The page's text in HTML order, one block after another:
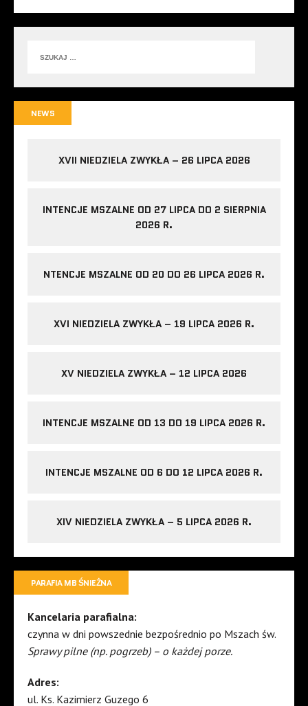
NEWS
XVII NIEDZIELA ZWYKŁA – 26 LIPCA 2026
INTENCJE MSZALNE OD 27 LIPCA DO 2 SIERPNIA
2026 R.
NTENCJE MSZALNE OD 20 DO 26 LIPCA 2026 R.
XVI NIEDZIELA ZWYKŁA – 19 LIPCA 2026 R.
XV NIEDZIELA ZWYKŁA – 12 LIPCA 2026
INTENCJE MSZALNE OD 13 DO 19 LIPCA 2026 R.
INTENCJE MSZALNE OD 6 DO 12 LIPCA 2026 R.
XIV NIEDZIELA ZWYKŁA – 5 LIPCA 2026 R.
PARAFIA MB ŚNIEŻNA
Kancelaria parafialna:
czynna w dni powszednie bezpośrednio po Mszach św.
Sprawy pilne (np. pogrzeb) – o każdej porze.
Adres:
ul. Ks. Kazimierz Guzego 6